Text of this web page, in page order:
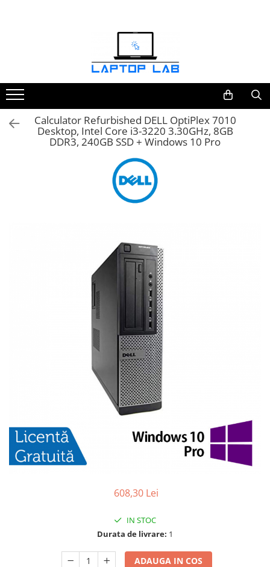
Mouseuri
Încărcătoare
Calculator Refurbished DELL OptiPlex 7010
Desktop, Intel Core i3-3220 3.30GHz, 8GB
DDR3, 240GB SSD + Windows 10 Pro
608,30 Lei
IN STOC
Durata de livrare: 1
ADAUGA IN COS